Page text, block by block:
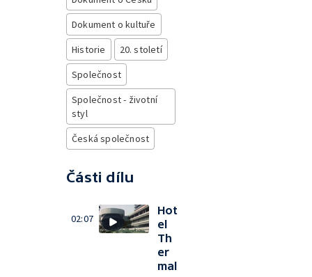
Dokument o kultuře
Historie
20. století
Společnost
Společnost - životní
styl
Česká společnost
Části dílu
02:07
Hot
el
Th
er
mal